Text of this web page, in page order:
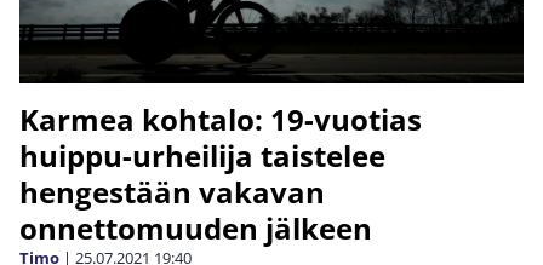
Karmea kohtalo: 19-vuotias
huippu-urheilija taistelee
hengestään vakavan
onnettomuuden jälkeen
Timo | 25.07.2021 19:40